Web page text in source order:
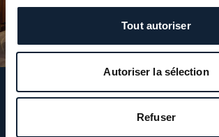
Tout autoriser
Autoriser la sélection
Refuser
Suivez-nous